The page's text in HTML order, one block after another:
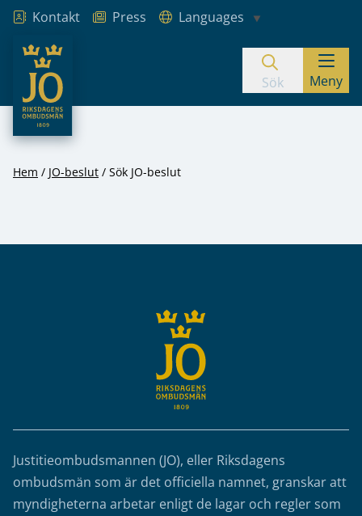
Hoppa till innehåll
Kontakt Press
Languages
JO – Riksdagens Ombudsmän
Sök Meny
Hem JO-beslut Sök JO-beslut
Justitieombudsmannen (JO), eller Riksdagens
ombudsmän som är det officiella namnet, granskar att
myndigheterna arbetar enligt de lagar och regler som